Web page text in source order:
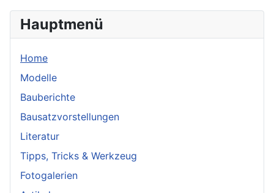
Hauptmenü
Home
Modelle
Bauberichte
Bausatzvorstellungen
Literatur
Tipps, Tricks & Werkzeug
Fotogalerien